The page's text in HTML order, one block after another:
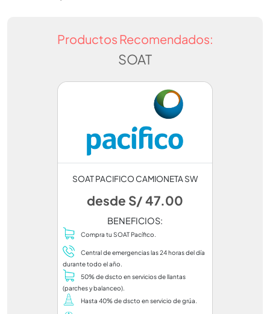
Productos Recomendados:
SOAT
SOAT PACIFICO CAMIONETA SW
desde S/ 47.00
BENEFICIOS:
Compra tu SOAT Pacífico.
Central de emergencias las 24 horas del día
durante todo el año.
50% de dscto en servicios de llantas
(parches y balanceo).
Hasta 40% de dscto en servicio de grúa.